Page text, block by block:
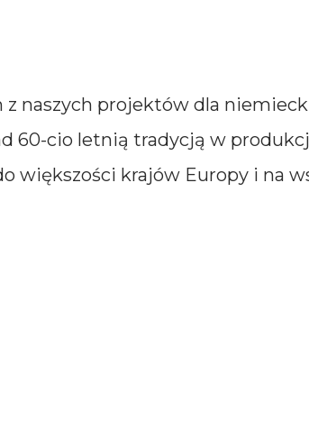
z naszych projektów dla
60-cio letnią tradycją w
większości krajów Europy i na